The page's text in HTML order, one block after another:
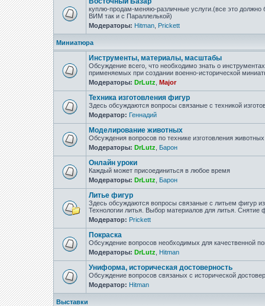
куплю-продам-меняю-различные услуги.(все это должно
ВИМ так и с Параллелькой)
Модераторы: Hitman Prickett
Миниатюра
Инструменты, материалы, масштабы
Обсуждение всего, что необходимо знать о
применяемых при создании военно-исторической
Модераторы: DrLutz Major
Техника изготовления фигур
Здесь обсуждаются вопросы связаные с техникой
Модератор: Геннадий
Моделирование животных
Обсуждения вопросов по технике изготовления
Модераторы: DrLutz Барон
Онлайн уроки
Каждый может присоединиться в любое время
Модераторы: DrLutz Барон
Литье фигур
Здесь обсуждаются вопросы связаные с литьем фигур
Технологии литья. Выбор материалов для литья. Снятие
Модератор: Prickett
Покраска
Обсуждение вопросов необходимых для качественной
Модераторы: DrLutz Hitman
Униформа, историческая достоверность
Обсуждение вопросов связаных с исторической
Модератор: Hitman
Выставки